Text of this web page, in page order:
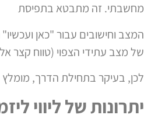
מחשבתי. זה מתבטא בתפיסת
המצב וחישובים עבור "כאן
של מצב עתידי הצפוי (טווח קצר
לכן, בעיקר בתחילת הדרך, מומלץ
יתרונות של ליווי